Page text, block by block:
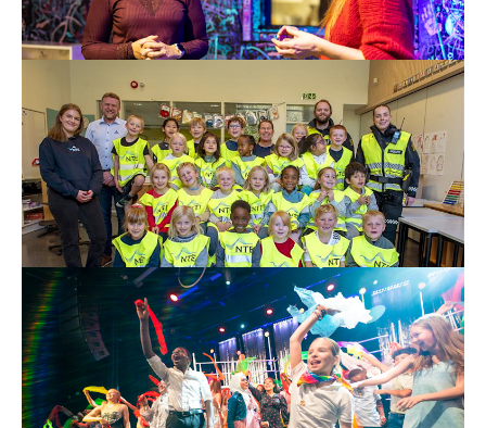
Les mer
Blir sett i høstmørket
– Jeg skal bli like flink som politiet til å vises når det er
mørkt!
Les mer
9. okt. 2025
Takk for kulturopplevelsene!
Hver sommer samarbeider NTE med festivaler,
teaterforestillinger og andre kulturarrangementer i